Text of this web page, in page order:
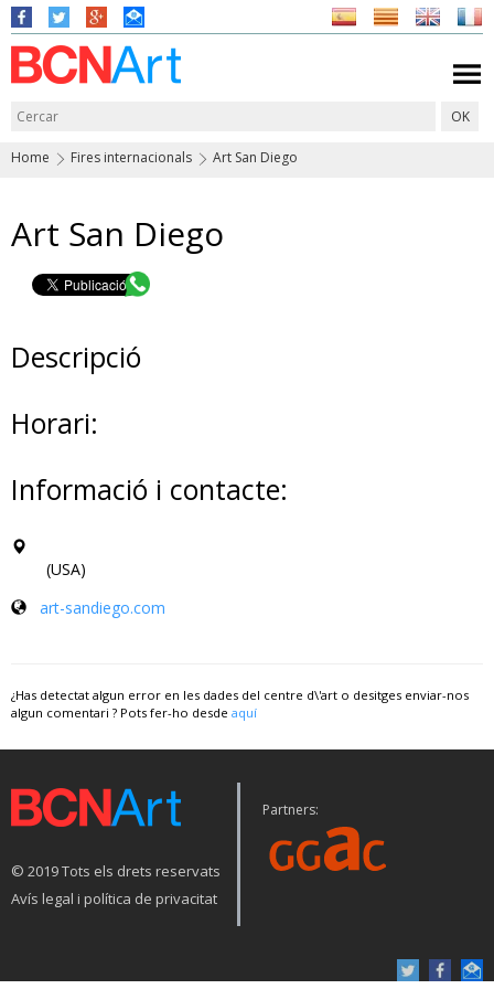
Home Fires internacionals Art San Diego
Art San Diego
Descripció
Horari:
Informació i contacte:
(USA)
art-sandiego.com
¿Has detectat algun error en les dades del centre d\'art o desitges enviar-nos
algun comentari ? Pots fer-ho desde aquí
© 2019 Tots els drets reservats
Avís legal i política de privacitat
Partners: